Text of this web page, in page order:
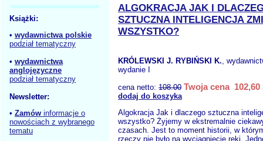
Książki:
• wydawnictwa polskie
podział tematyczny
• wydawnictwa
anglojęzyczne
podział tematyczny
Newsletter:
• Zamów informacje o
nowościach z wybranego
tematu
ALGOKRACJA JAK I
SZTUCZNA INTELIGENCJA
WSZYSTKO?
KRÓLEWSKI J. RYBIŃSKI K.,
wydanie I
cena netto: 108.00 Twoja cena 102,60
dodaj do koszyka
Algokracja Jak i dlaczego sztuczna
wszystko? Żyjemy w ekstremalnie
czasach. Jest to moment historii, w
rzeczy nie było na wyciągnięcie ręki.